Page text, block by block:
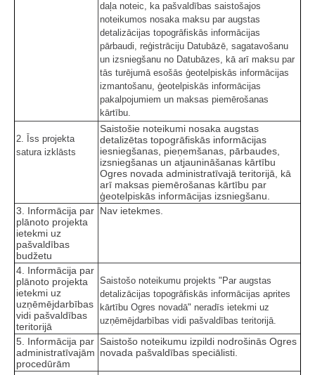
daļa noteic, ka pašvaldības saistošajos
noteikumos nosaka maksu par augstas
detalizācijas topogrāfiskās informācijas
pārbaudi, reģistrāciju Datubāzē, sagatavošanu
un izsniegšanu no Datubāzes, kā arī maksu par
tās turējumā esošās ģeotelpiskās informācijas
izmantošanu, ģeotelpiskās informācijas
pakalpojumiem un maksas piemērošanas
kārtību.
2. Īss projekta
satura izklāsts
Saistošie noteikumi nosaka augstas
detalizētas topogrāfiskās informācijas
iesniegšanas, pieņemšanas, pārbaudes,
izsniegšanas un atjaunināšanas kārtību
Ogres novada administratīvajā teritorijā, kā
arī maksas piemērošanas kārtību par
ģeotelpiskās informācijas izsniegšanu.
3. Informācija par
plānoto projekta
ietekmi uz
pašvaldības
budžetu
Nav ietekmes.
4. Informācija par
plānoto projekta
ietekmi uz
uzņēmējdarbības
vidi pašvaldības
teritorijā
Saistošo noteikumu projekts "Par augstas
detalizācijas topogrāfiskās informācijas aprites
kārtību Ogres novadā" neradīs ietekmi uz
uzņēmējdarbības vidi pašvaldības teritorijā.
5. Informācija par
administratīvajām
procedūrām
Saistošo noteikumu izpildi nodrošinās Ogres
novada pašvaldības speciālisti.